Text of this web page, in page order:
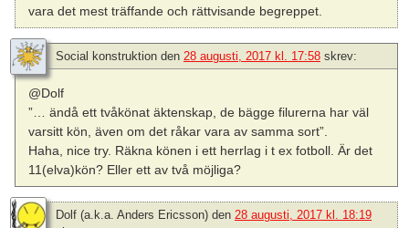
vara det mest träffande och rättvisande begreppet.
Social konstruktion den 28 augusti, 2017 kl. 17:58 skrev:
@Dolf
”… ändå ett tvåkönat äktenskap, de bägge filurerna har väl
varsitt kön, även om det råkar vara av samma sort”.
Haha, nice try. Räkna könen i ett herrlag i t ex fotboll. Är det
11(elva)kön? Eller ett av två möjliga?
Dolf (a.k.a. Anders Ericsson) den 28 augusti, 2017 kl. 18:19